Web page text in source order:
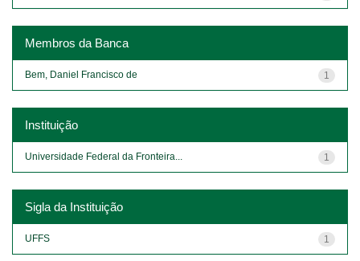
Membros da Banca
1
Bem, Daniel Francisco de
Instituição
1
Universidade Federal da Fronteira...
Sigla da Instituição
1
UFFS